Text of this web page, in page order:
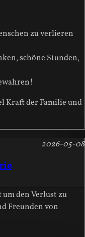
zu verlieren
schöne Stunden,
Kraft der Familie und
2026-05-08
den Verlust zu
Freunden von